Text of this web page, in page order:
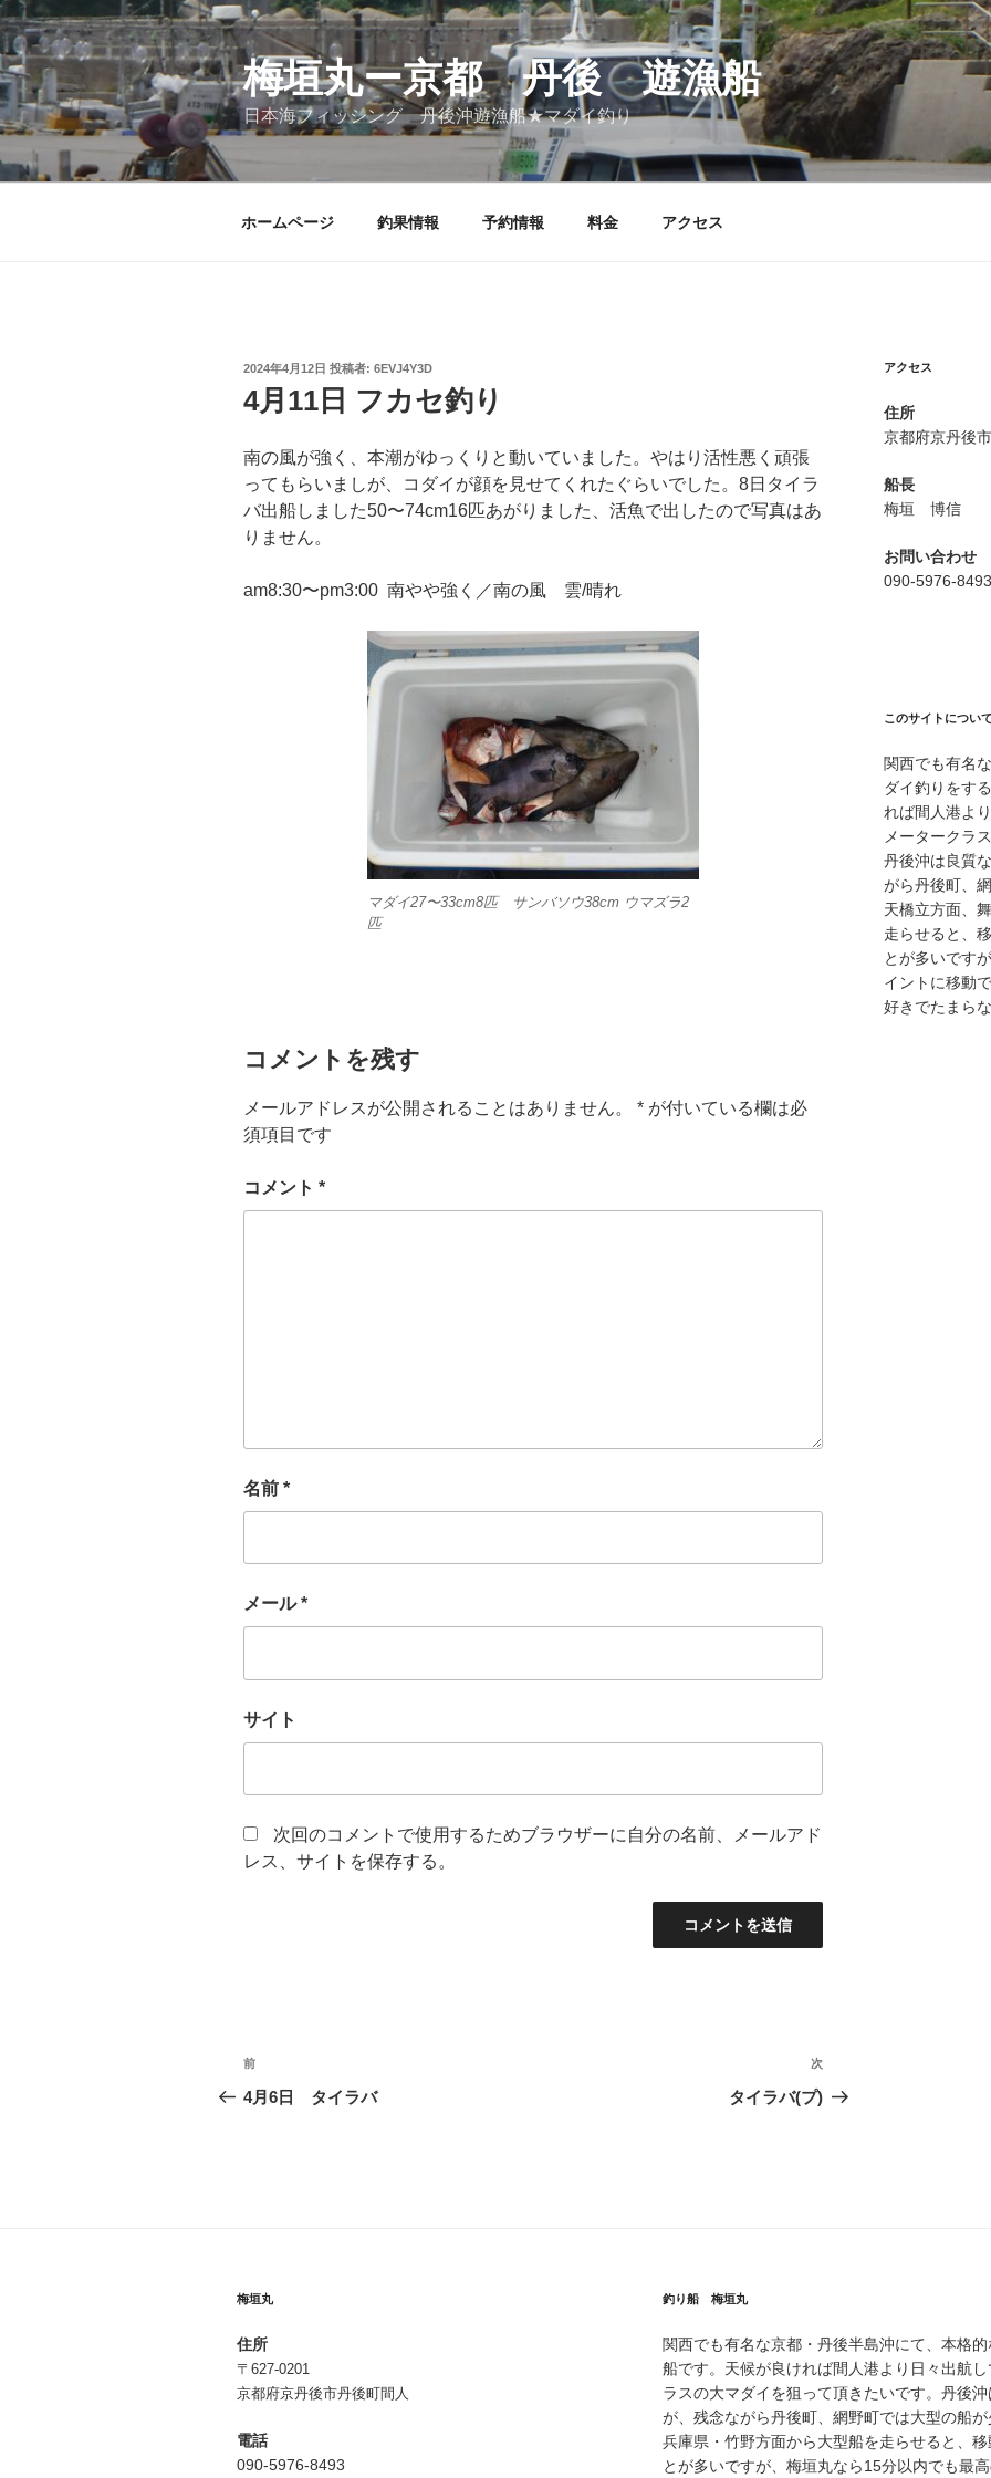
コ
ン
テ
ン
ツ
ス
梅垣丸ー京都 丹後 遊漁船
日本海フィッシング 丹後沖遊漁船★マダイ釣り
ホームページ 釣果情報 予約情報 料金 アクセス
投
日:
2024年4月12日 投稿者: 6EVJ4Y3D
4月11日 フカセ釣り
南の風が強く、本潮がゆっくりと動いていました。やはり活性悪く頑張
ってもらいましが、コダイが顔を見せてくれたぐらいでした。8日タイラ
バ出船しました50〜74cm16匹あがりました、活魚で出したので写真はあ
りません。
am8:30〜pm3:00 南やや強く／南の風 雲/晴れ
マダイ27〜33cm8匹 サンバソウ38cm ウマズラ2
匹
コメントを残す
メールアドレスが公開されることはありません。 * が付いている欄は必
須項目です
コメント *
名前 *
メール*
サイト
次回のコメントで使用するためブラウザーに自分の名前、メールアド
レス、サイトを保存する。
投
稿
シ
ョ
ン
前
の
前
4月6日 タイラバ
次
の
次
タイラバ(プ)
アクセス
住所
京都府京丹後
船長
梅垣 博信
お問い合わせ
090-5976-8493
このサイトについて
関西でも有名
ダイ釣りをす
れば間人港よ
メータークラ
丹後沖は良質
がら丹後町、
天橋立方面、
走らせると、
とが多いです
イントに移動
好きでたまら
梅垣丸
住所
〒627-0201
京都府京丹後市丹後町間人
電話
090-5976-8493
釣り船 梅垣丸
関西でも有名な京都・丹後半島沖にて、本格
船です。天候が良ければ間人港より日々出航
ラスの大マダイを狙って頂きたいです。丹後
が、残念ながら丹後町、網野町では大型の船
兵庫県・竹野方面から大型船を走らせると、
とが多いですが、梅垣丸なら15分以内でも最